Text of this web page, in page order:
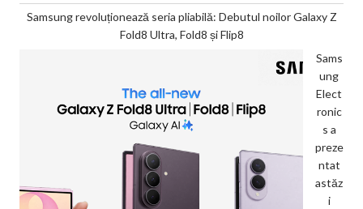
Samsung revoluționează seria pliabilă: Debutul noilor Galaxy Z
Fold8 Ultra, Fold8 și Flip8
Sams
ung
Elect
ronic
s a
preze
ntat
astăz
i